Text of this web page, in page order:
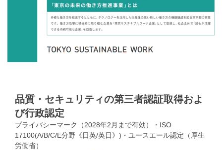
品質・セキュリティの第三者認証取得およ
び行政認定
プライバシーマーク（2028年2月まで有効）・ISO
17100(A/B/C/E分野《日英/英日》)・ユースエール認定（厚生
労働省）